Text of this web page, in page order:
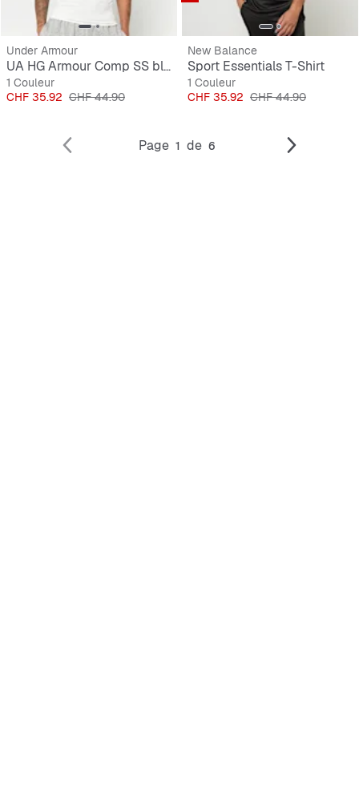
Under Armour
UA HG Armour Comp SS black
1 Couleur
Prix
CHF 35.92 Prix original
CHF 44.90
New Balance
Sport Essentials T-Shirt
1 Couleur
Prix
CHF 35.92 Prix original
CHF 44.90
Page 1 de 6